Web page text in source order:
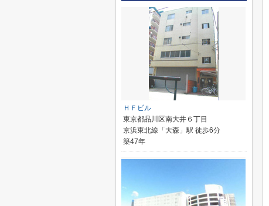
ＨＦビル
東京都品川区南大井６丁目
京浜東北線「大森」駅 徒歩6分
築47年